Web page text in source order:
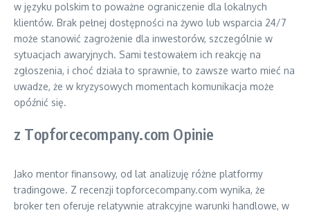
w języku polskim to poważne ograniczenie dla lokalnych
klientów. Brak pełnej dostępności na żywo lub wsparcia 24/7
może stanowić zagrożenie dla inwestorów, szczególnie w
sytuacjach awaryjnych. Sami testowałem ich reakcję na
zgłoszenia, i choć działa to sprawnie, to zawsze warto mieć na
uwadze, że w kryzysowych momentach komunikacja może
opóźnić się.
z Topforcecompany.com Opinie
Jako mentor finansowy, od lat analizuję różne platformy
tradingowe. Z recenzji topforcecompany.com wynika, że
broker ten oferuje relatywnie atrakcyjne warunki handlowe, w